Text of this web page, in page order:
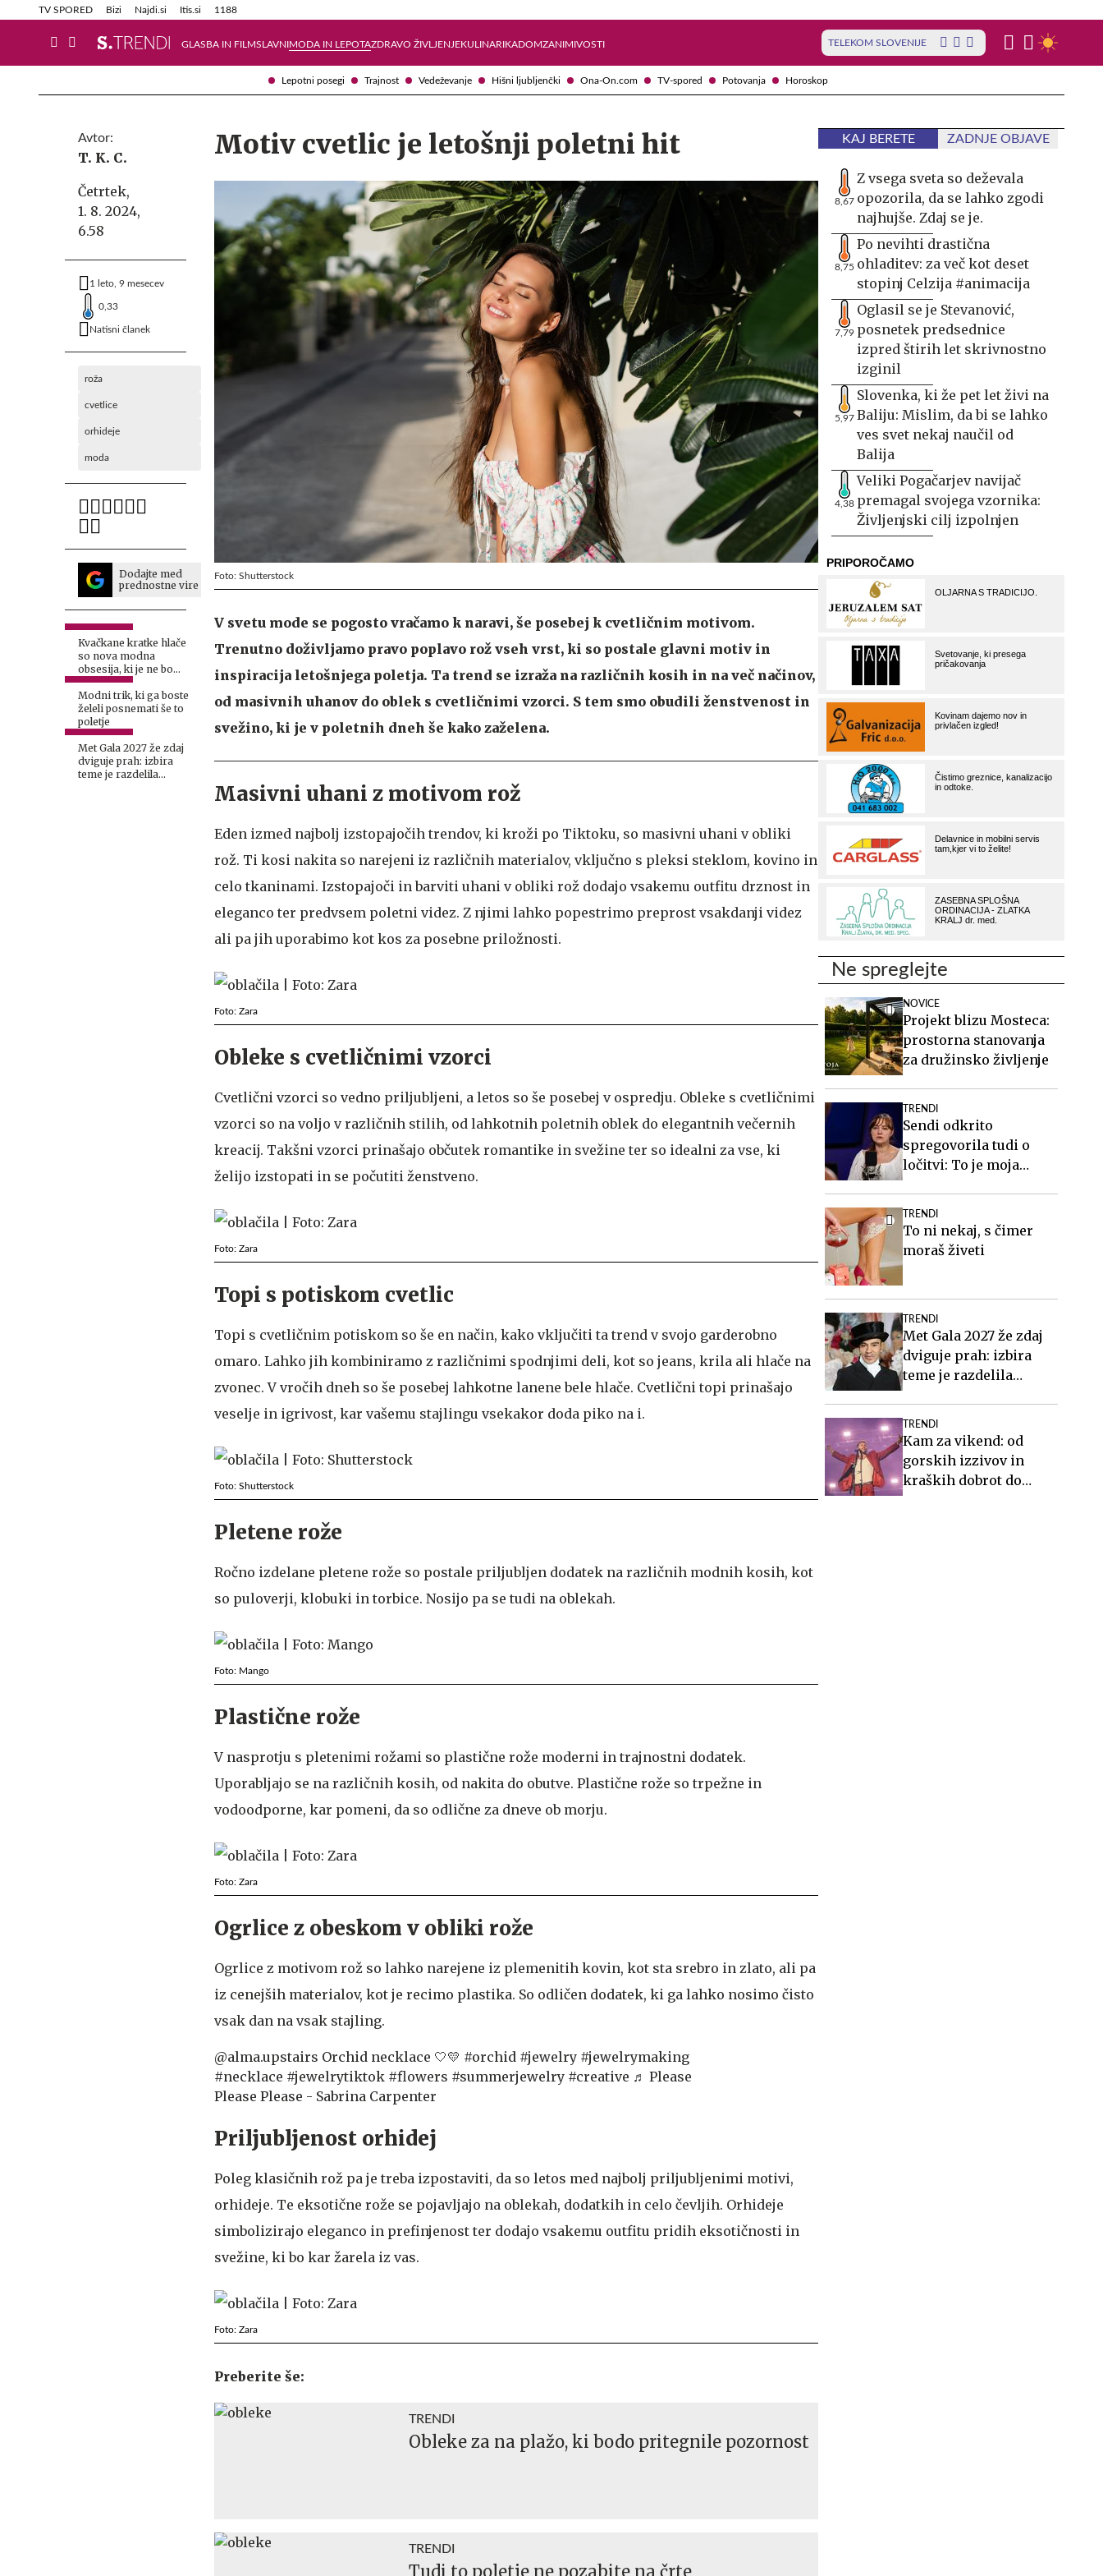
Lepotni posegi Trajnost Vedeževanje Hišni ljubljenčki Ona-On.com TV-spored Potovanja Horoskop
TV SPORED Bizi Najdi.si Itis.si 1188
GLASBA IN FILMSLAVNIMODA IN LEPOTAZDRAVO ŽIVLJENJEKULINARIKADOMZANIMIVOSTI TELEKOM SLOVENIJE
Info in obvestila Tehnik
Avtor:
T. K. C.
Četrtek,
1. 8. 2024,
6.58
1 leto, 9 mesecev
0,33
Natisni članek
roža
cvetlice
orhideje
moda
Dodajte med
prednostne vire
Kvačkane kratke hlače
so nova modna
obsesija, ki je ne bo
mogoče spregledati
Modni trik, ki ga boste
želeli posnemati še to
poletje
Met Gala 2027 že zdaj
dviguje prah: izbira
teme je razdelila
Motiv cvetlic je letošnji poletni hit
Foto: Shutterstock
V svetu mode se pogosto vračamo k naravi, še posebej k cvetličnim motivom.
Trenutno doživljamo pravo poplavo rož vseh vrst, ki so postale glavni motiv in
inspiracija letošnjega poletja. Ta trend se izraža na različnih kosih in na več načinov,
od masivnih uhanov do oblek s cvetličnimi vzorci. S tem smo obudili ženstvenost in
svežino, ki je v poletnih dneh še kako zaželena.
Masivni uhani z motivom rož
Eden izmed najbolj izstopajočih trendov, ki kroži po Tiktoku, so masivni uhani v obliki
rož. Ti kosi nakita so narejeni iz različnih materialov, vključno s pleksi steklom, kovino in
celo tkaninami. Izstopajoči in barviti uhani v obliki rož dodajo vsakemu outfitu drznost in
eleganco ter predvsem poletni videz. Z njimi lahko popestrimo preprost vsakdanji videz
ali pa jih uporabimo kot kos za posebne priložnosti.
Foto: Zara
Obleke s cvetličnimi vzorci
Cvetlični vzorci so vedno priljubljeni, a letos so še posebej v ospredju. Obleke s cvetličnimi
vzorci so na voljo v različnih stilih, od lahkotnih poletnih oblek do elegantnih večernih
kreacij. Takšni vzorci prinašajo občutek romantike in svežine ter so idealni za vse, ki
želijo izstopati in se počutiti ženstveno.
Foto: Zara
Topi s potiskom cvetlic
Topi s cvetličnim potiskom so še en način, kako vključiti ta trend v svojo garderobno
omaro. Lahko jih kombiniramo z različnimi spodnjimi deli, kot so jeans, krila ali hlače na
zvonec. V vročih dneh so še posebej lahkotne lanene bele hlače. Cvetlični topi prinašajo
veselje in igrivost, kar vašemu stajlingu vsekakor doda piko na i.
Foto: Shutterstock
Pletene rože
Ročno izdelane pletene rože so postale priljubljen dodatek na različnih modnih kosih, kot
so puloverji, klobuki in torbice. Nosijo pa se tudi na oblekah.
Foto: Mango
Plastične rože
V nasprotju s pletenimi rožami so plastične rože moderni in trajnostni dodatek.
Uporabljajo se na različnih kosih, od nakita do obutve. Plastične rože so trpežne in
vodoodporne, kar pomeni, da so odlične za dneve ob morju.
Foto: Zara
Ogrlice z obeskom v obliki rože
Ogrlice z motivom rož so lahko narejene iz plemenitih kovin, kot sta srebro in zlato, ali pa
iz cenejših materialov, kot je recimo plastika. So odličen dodatek, ki ga lahko nosimo čisto
vsak dan na vsak stajling.
@alma.upstairs Orchid necklace 🤍💛 #orchid #jewelry #jewelrymaking
#necklace #jewelrytiktok #flowers #summerjewelry #creative ♬ Please
Please Please - Sabrina Carpenter
Priljubljenost orhidej
Poleg klasičnih rož pa je treba izpostaviti, da so letos med najbolj priljubljenimi motivi,
orhideje. Te eksotične rože se pojavljajo na oblekah, dodatkih in celo čevljih. Orhideje
simbolizirajo eleganco in prefinjenost ter dodajo vsakemu outfitu pridih eksotičnosti in
svežine, ki bo kar žarela iz vas.
Foto: Zara
Preberite še:
TRENDI
Obleke za na plažo, ki bodo pritegnile pozornost
TRENDI
Tudi to poletje ne pozabite na črte
KAJ BERETE ZADNJE OBJAVE
8,67
Z vsega sveta so deževala
opozorila, da se lahko zgodi
najhujše. Zdaj se je.
8,75
Po nevihti drastična
ohladitev: za več kot deset
stopinj Celzija #animacija
7,79
Oglasil se je Stevanović,
posnetek predsednice
izpred štirih let skrivnostno
izginil
5,97
Slovenka, ki že pet let živi na
Baliju: Mislim, da bi se lahko
ves svet nekaj naučil od
Balija
4,38
Veliki Pogačarjev navijač
premagal svojega vzornika:
Življenjski cilj izpolnjen
Ne spreglejte
NOVICE
Projekt blizu Mosteca:
prostorna stanovanja
za družinsko življenje
TRENDI
Sendi odkrito
spregovorila tudi o
ločitvi: To je moja
TRENDI
To ni nekaj, s čimer
moraš živeti
TRENDI
Met Gala 2027 že zdaj
dviguje prah: izbira
teme je razdelila
TRENDI
Kam za vikend: od
gorskih izzivov in
kraških dobrot do